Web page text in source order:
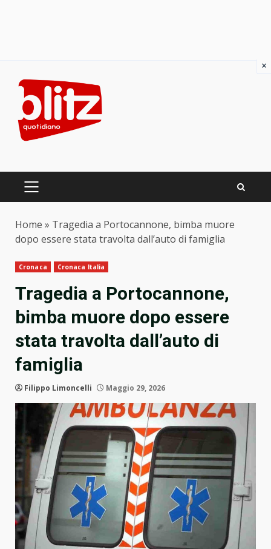
content
PRIMARY
Home » Tragedia a Portocannone, bimba muore
dopo essere stata travolta dall’auto di famiglia
Cronaca Cronaca Italia
Tragedia a Portocannone,
bimba muore dopo essere
stata travolta dall’auto di
famiglia
Filippo Limoncelli Maggio 29, 2026
×